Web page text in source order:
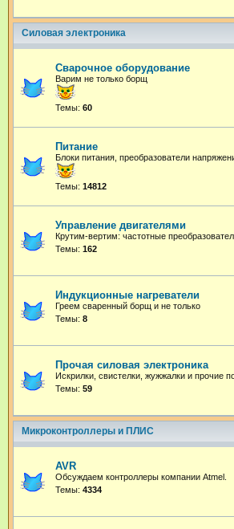
Силовая электроника
Сварочное оборудование
Варим не только борщ
Темы: 60
Питание
Блоки питания, преобразователи
Темы: 14812
Управление двигателями
Крутим-вертим: частотные
Темы: 162
Индукционные нагреватели
Греем сваренный борщ и не только
Темы: 8
Прочая силовая электроника
Искрилки, свистелки, жужжалки и прочие
Темы: 59
Микроконтроллеры и ПЛИС
AVR
Обсуждаем контроллеры компании Atmel.
Темы: 4334